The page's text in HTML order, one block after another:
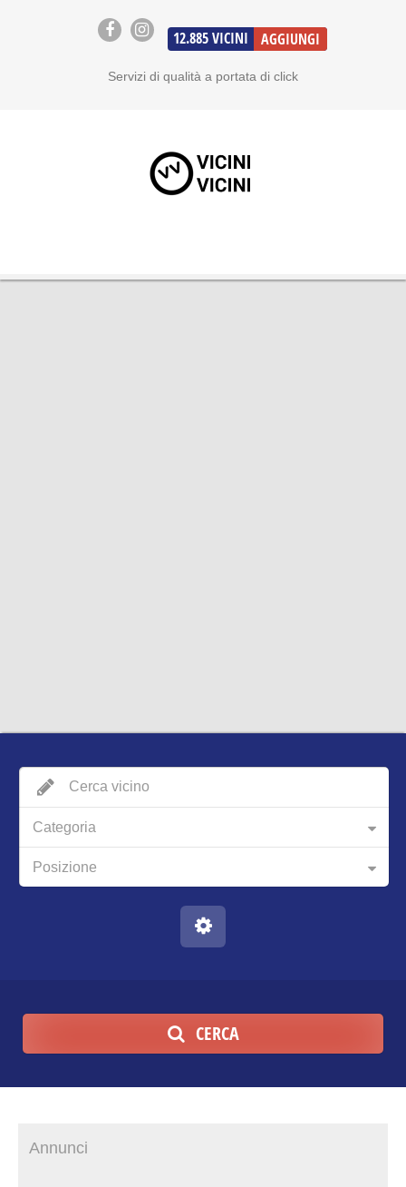
12.885 VICINI AGGIUNGI
Servizi di qualità a portata di click
Categoria
Posizione
CERCA
Annunci